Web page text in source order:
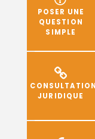
POSER UNE
QUESTION
SIMPLE
JURIDIQUE